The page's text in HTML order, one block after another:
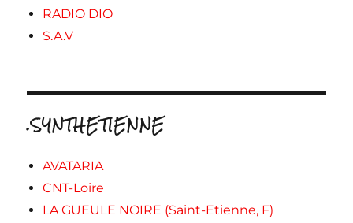
RADIO DIO
S.A.V
.SYNTHETIENNE
AVATARIA
CNT-Loire
LA GUEULE NOIRE (Saint-Etienne, F)